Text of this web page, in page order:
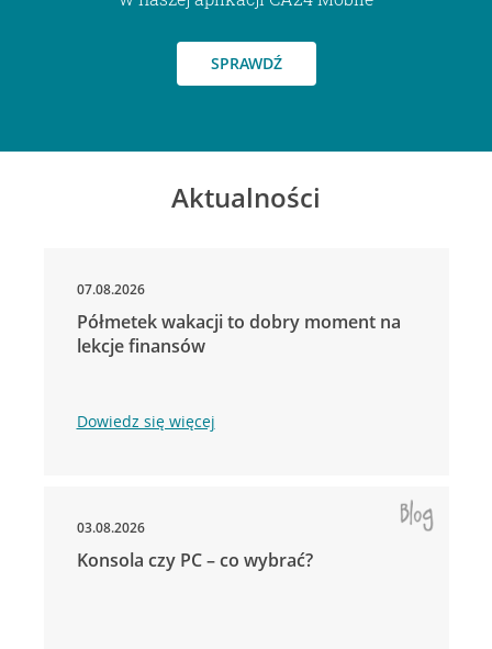
SPRAWDŹ
Aktualności
07.08.2026
Półmetek wakacji to dobry moment na
lekcje finansów
Dowiedz się więcej
03.08.2026
Konsola czy PC – co wybrać?